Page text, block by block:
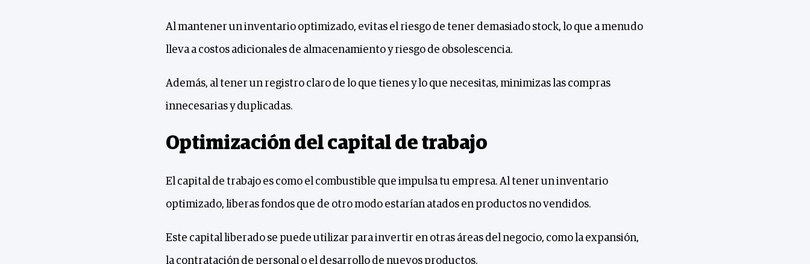
Al mantener un inventario optimizado, evitas el riesgo de tener demasiado stock, lo que a menudo
lleva a costos adicionales de almacenamiento y riesgo de obsolescencia.
Además, al tener un registro claro de lo que tienes y lo que necesitas, minimizas las compras
innecesarias y duplicadas.
Optimización del capital de trabajo
El capital de trabajo es como el combustible que impulsa tu empresa. Al tener un inventario
optimizado, liberas fondos que de otro modo estarían atados en productos no vendidos.
Este capital liberado se puede utilizar para invertir en otras áreas del negocio, como la expansión,
la contratación de personal o el desarrollo de nuevos productos.